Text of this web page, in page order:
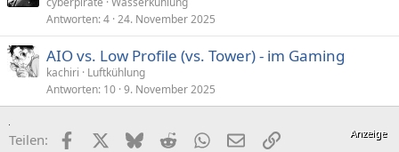
Antworten 4 24. November 2025
AIO vs. Low Profile (vs. Tower) - im Gaming
kachiri
Luftkühlung
Antworten 10 9. November 2025
Teilen: FacebookX (Twitter)
BlueskyRedditWhatsApp
E-MailLink